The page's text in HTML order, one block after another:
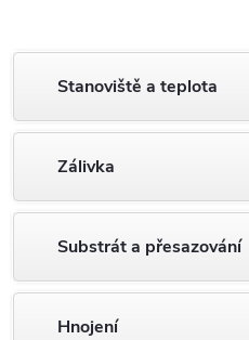
Stanoviště a teplota
Zálivka
Substrát a přesazování
Hnojení